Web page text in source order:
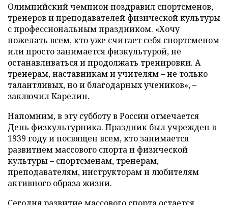
Олимпийский чемпион поздравил спортсменов,
тренеров и преподавателей физической культуры
с профессиональным праздником. «Хочу
пожелать всем, кто уже считает себя спортсменом
или просто занимается физкультурой, не
останавливаться и продолжать тренировки. А
тренерам, наставникам и учителям – не только
талантливых, но и благодарных учеников», –
заключил Карелин.
Напомним, в эту субботу в России отмечается
День физкультурника. Праздник был учрежден в
1939 году и посвящен всем, кто занимается
развитием массового спорта и физической
культуры – спортсменам, тренерам,
преподавателям, инструкторам и любителям
активного образа жизни.